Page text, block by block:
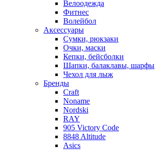
Велоодежда
Фитнес
Волейбол
Аксессуары
Сумки, рюкзаки
Очки, маски
Кепки, бейсболки
Шапки, балаклавы, шарфы
Чехол для лыж
Бренды
Craft
Noname
Nordski
RAY
905 Victory Code
8848 Altitude
Asics